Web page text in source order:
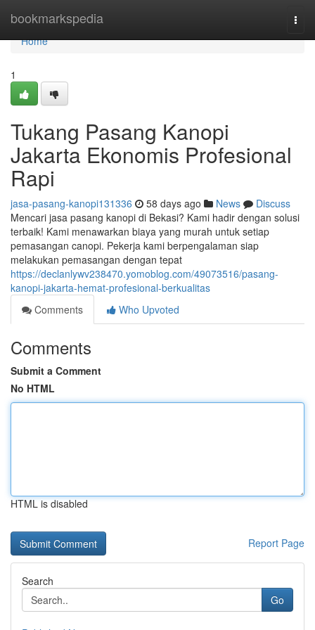
bookmarkspedia
Home
Home
1
Tukang Pasang Kanopi
Jakarta Ekonomis Profesional
Rapi
jasa-pasang-kanopi131336 58 days ago News
Discuss
Mencari jasa pasang kanopi di Bekasi? Kami hadir dengan solusi
terbaik! Kami menawarkan biaya yang murah untuk setiap
pemasangan canopi. Pekerja kami berpengalaman siap
melakukan pemasangan dengan tepat
https://declanlywv238470.yomoblog.com/49073516/pasang-
kanopi-jakarta-hemat-profesional-berkualitas
Comments
Who Upvoted
Comments
Submit a Comment
No HTML
HTML is disabled
Report Page
Search
Go